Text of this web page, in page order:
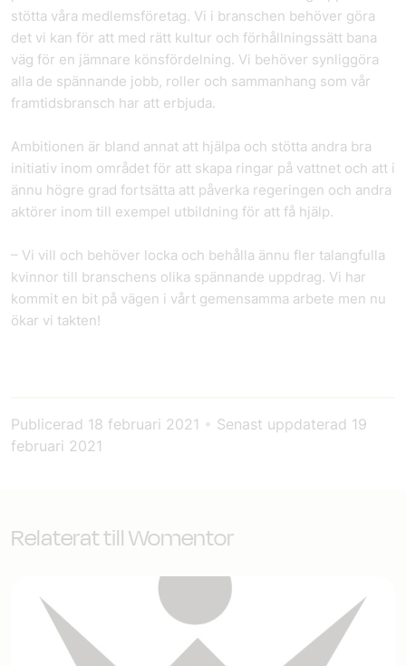
stötta våra medlemsföretag. Vi i branschen behöver göra
det vi kan för att med rätt kultur och förhållningssätt bana
väg för en jämnare könsfördelning. Vi behöver synliggöra
alla de spännande jobb, roller och sammanhang som vår
framtidsbransch har att erbjuda.
Ambitionen är bland annat att hjälpa och stötta andra bra
initiativ inom området för att skapa ringar på vattnet och att i
ännu högre grad fortsätta att påverka regeringen och andra
aktörer inom till exempel utbildning för att få hjälp.
– Vi vill och behöver locka och behålla ännu fler talangfulla
kvinnor till branschens olika spännande uppdrag. Vi har
kommit en bit på vägen i vårt gemensamma arbete men nu
ökar vi takten!
Publicerad 18 februari 2021 • Senast uppdaterad 19
februari 2021
Relaterat till Womentor